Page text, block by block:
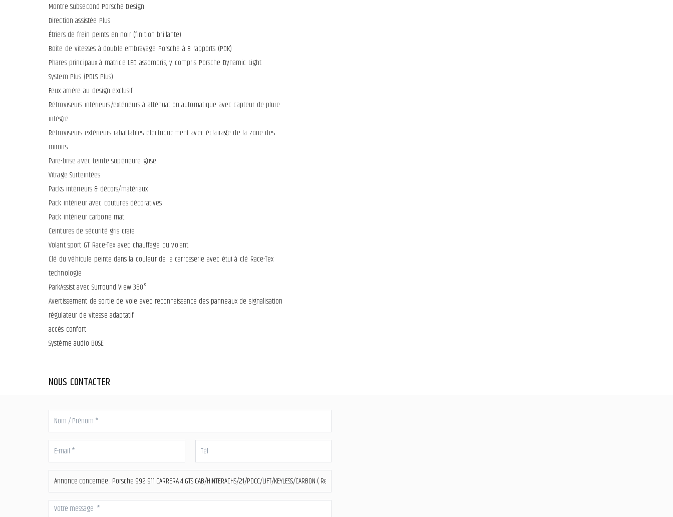
Montre Subsecond Porsche Design
Direction assistée Plus
Étriers de frein peints en noir (finition brillante)
Boîte de vitesses à double embrayage Porsche à 8 rapports (PDK)
Phares principaux à matrice LED assombris, y compris Porsche Dynamic Light
System Plus (PDLS Plus)
Feux arrière au design exclusif
Rétroviseurs intérieurs/extérieurs à atténuation automatique avec capteur de pluie
intégré
Rétroviseurs extérieurs rabattables électriquement avec éclairage de la zone des
miroirs
Pare-brise avec teinte supérieure grise
Vitrage Surteintées
Packs intérieurs & décors/matériaux
Pack intérieur avec coutures décoratives
Pack intérieur carbone mat
Ceintures de sécurité gris craie
Volant sport GT Race-Tex avec chauffage du volant
Clé du véhicule peinte dans la couleur de la carrosserie avec étui à clé Race-Tex
technologie
ParkAssist avec Surround View 360°
Avertissement de sortie de voie avec reconnaissance des panneaux de signalisation
régulateur de vitesse adaptatif
accès confort
Système audio BOSE
NOUS CONTACTER